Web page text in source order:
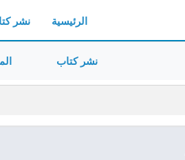
الرئيسية نشر
نشر كتاب